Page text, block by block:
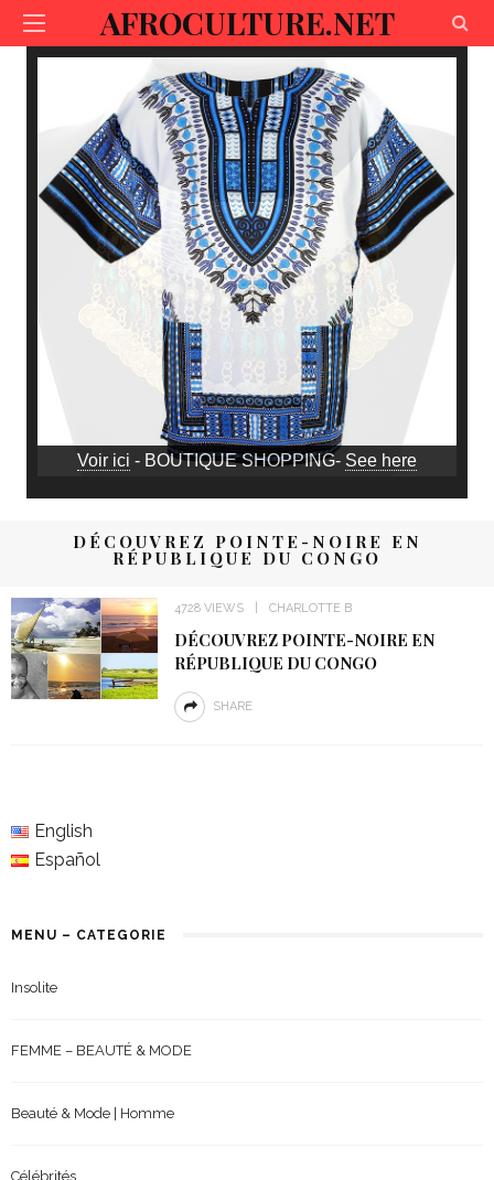
AFROCULTURE.NET
Voir ici - BOUTIQUE SHOPPING- See here
DÉCOUVREZ POINTE-NOIRE EN
RÉPUBLIQUE DU CONGO
4728 VIEWS CHARLOTTE B
DÉCOUVREZ POINTE-NOIRE EN
RÉPUBLIQUE DU CONGO
SHARE
English
Español
MENU – CATEGORIE
Insolite
FEMME – BEAUTÉ & MODE
Beauté & Mode | Homme
Célébrités